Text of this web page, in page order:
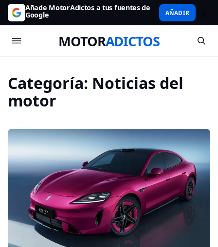
Añade MotorAdictos a tus fuentes de
Google AÑADIR
MOTORADICTOS
Categoría: Noticias del
motor